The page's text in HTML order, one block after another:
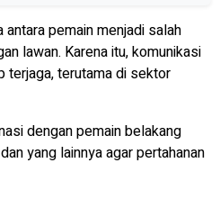
pemain menjadi salah
lawan. Karena itu, komunikasi
terjaga, terutama di sektor
dengan pemain belakang
yang lainnya agar pertahanan